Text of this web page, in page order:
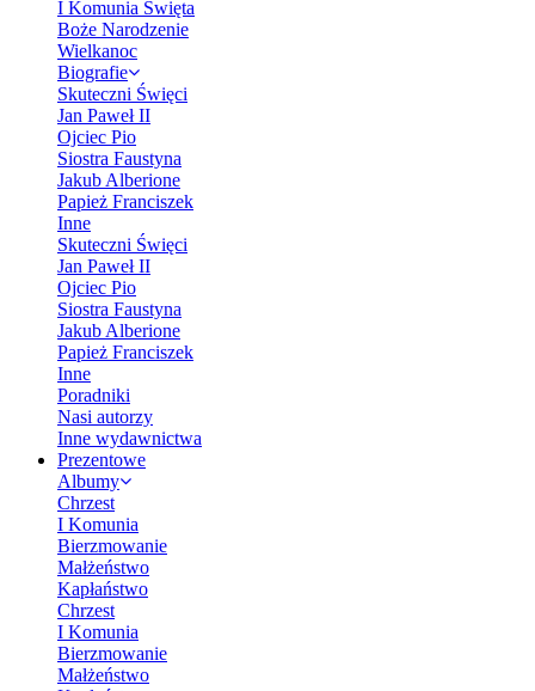
I Komunia Święta
Boże Narodzenie
Wielkanoc
Biografie
Skuteczni Święci
Jan Paweł II
Ojciec Pio
Siostra Faustyna
Jakub Alberione
Papież Franciszek
Inne
Skuteczni Święci
Jan Paweł II
Ojciec Pio
Siostra Faustyna
Jakub Alberione
Papież Franciszek
Inne
Poradniki
Nasi autorzy
Inne wydawnictwa
Prezentowe
Albumy
Chrzest
I Komunia
Bierzmowanie
Małżeństwo
Kapłaństwo
Chrzest
I Komunia
Bierzmowanie
Małżeństwo